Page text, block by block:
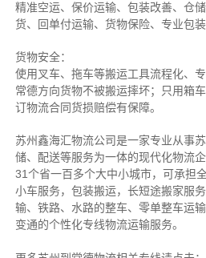
精准空运、保价运输、包装改善、仓
货、回单付运输、货物保险、专业包
货物安全：
使用叉车、拖车等搬运工具流程化、
常德方向货物不被搬运摔坏；只用箱
订物流合同货损赔偿有保障。
苏州鑫海汇物流公司是一家专业从事
储、配送等服务为一体的现代化物流
31个省一百多个大中小城市，可承担
小车服务，包装搬运，长短途搬家服
输、铁路、水路的整车、零单整车运
变通的个性化专线物流运输服务。